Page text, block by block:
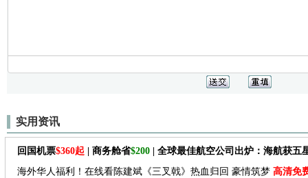
实用资讯
回国机票$360起 | 商务舱省$200 | 全球最佳航空公司出炉：海航获五
海外华人福利！在线看陈建斌《三叉戟》热血归回 豪情筑梦 高清免